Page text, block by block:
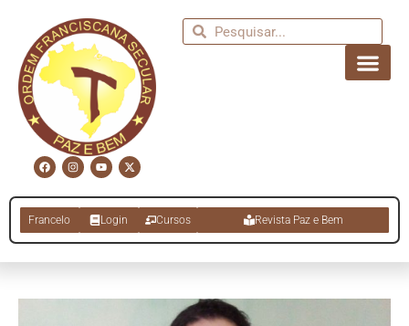
Francelo Login Cursos Revista Paz e Bem